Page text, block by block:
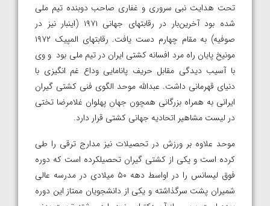
تحت هدایت نبی سروری و غفاری صاحب دوبنده تیم ملی
شده بود آخرین‌بار در رقابتهای جهانی ۱۹۷۱ (اینبار نیز در
صوفیه) به مقام چهارم دست یافت. رقابتهای المپیک ۱۹۷۲
مونیخ پایان راه مرد افسانه‌ کشتی ایران در تیم ملی بود و وی
با آسیب دیدگی مقابل حریف پانامایی وداع غم انگیزی با
دنیای قهرمانی داشت. عبدالله موحد الگوی فنی کشتی گیران
ایرانی به همراه بزرگانی همچون جهان پهلوان غلامرضا تختی
در لیست مشاهیر اتحادیه جهانی کشتی قرار دارد.
موحد علاوه بر ورزش در تحصیلات نیز مدارج ترقی را طی
کرده است و یکی از کشتی گیران تحصیلکرده است که دوره
فوق لیسانس را در اواسط دهه ۵۰ میلادی در مدرسه عالی
شمیران پشت سرگذاشته و یکی از دانشجویان ممتاز این دوره